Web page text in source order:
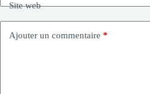
Site web
Ajouter un commentaire *